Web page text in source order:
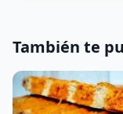
También te